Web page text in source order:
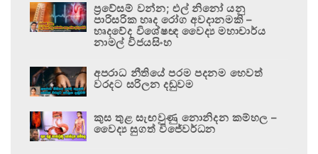
ප්‍රවේසම් වන්න; එල් නිනෝ යනු
පාරිසරික හෘද රෝග අවදානමකි –
හෘදවේද විශේෂඥ වෛද්‍ය මහාචාර්ය
නාමල් විජයසිංහ
අපරාධ නීතියේ පරම පදනම හෙවත්
වරදට සරිලන දඬුවම
කුස තුළ සැඟවුණු නොනිදන කම්හල –
වෛද්‍ය සුගත් විජේවර්ධන